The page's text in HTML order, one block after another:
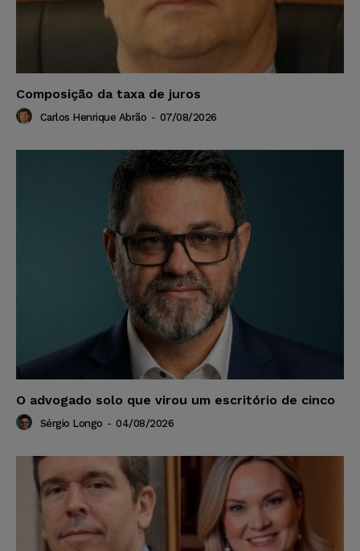
Composição da taxa de juros
Carlos Henrique Abrão - 07/08/2026
O advogado solo que virou um escritório de cinco
Sérgio Longo - 04/08/2026